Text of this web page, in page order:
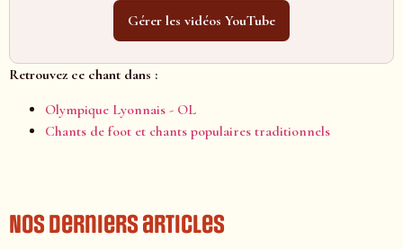
Gérer les vidéos YouTube
Retrouvez ce chant dans :
Olympique Lyonnais - OL
Chants de foot et chants populaires traditionnels
Nos derniers articles